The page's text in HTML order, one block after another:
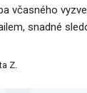
včasného
snadné
Z.